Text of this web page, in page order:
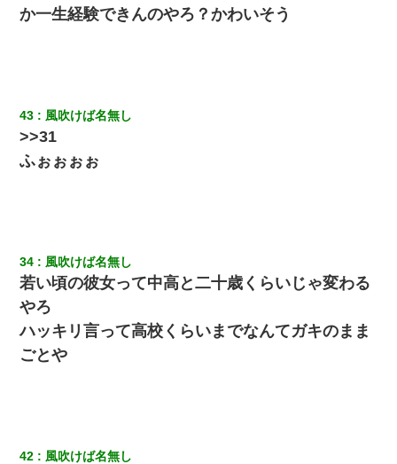
か一生経験できんのやろ？かわいそう
43 風吹けば名無し
>>31
ふぉぉぉぉ
34 風吹けば名無し
若い頃の彼女って中高と二十歳くらいじゃ変わる
やろ
ハッキリ言って高校くらいまでなんてガキのまま
ごとや
42 風吹けば名無し